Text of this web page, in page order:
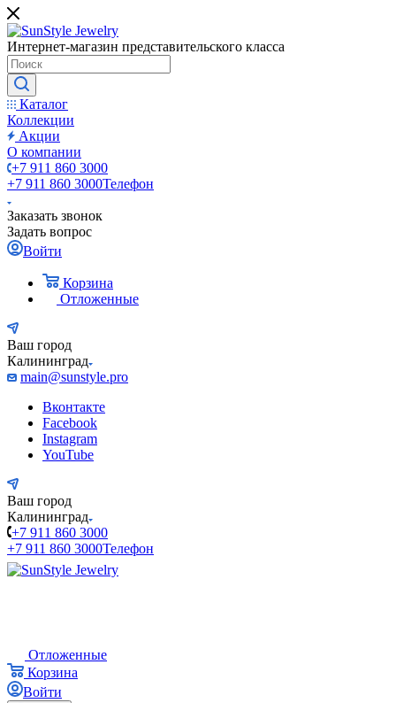
Интернет-магазин представительского класса
Каталог
Коллекции
Акции
О компании
+7 911 860 3000
+7 911 860 3000Телефон
Заказать звонок
Задать вопрос
Войти
Корзина
Отложенные
Ваш город
Калининград
main@sunstyle.pro
Вконтакте
Facebook
Instagram
YouTube
Ваш город
Калининград
+7 911 860 3000
+7 911 860 3000Телефон
Отложенные
Корзина
Войти